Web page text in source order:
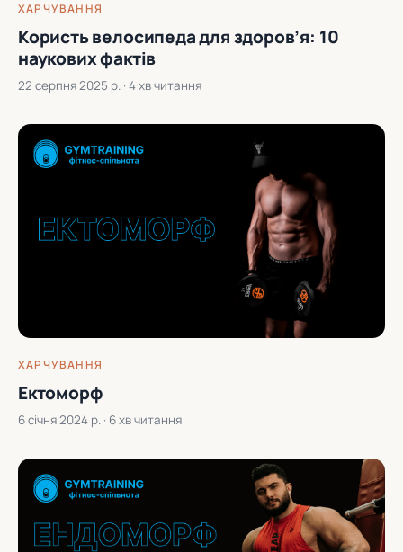
ХАРЧУВАННЯ
Користь велосипеда для здоров’я: 10
наукових фактів
22 серпня 2025 р. · 4 хв читання
ХАРЧУВАННЯ
Ектоморф
6 січня 2024 р. · 6 хв читання